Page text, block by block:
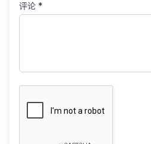
评论 *